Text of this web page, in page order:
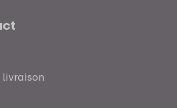
livraison